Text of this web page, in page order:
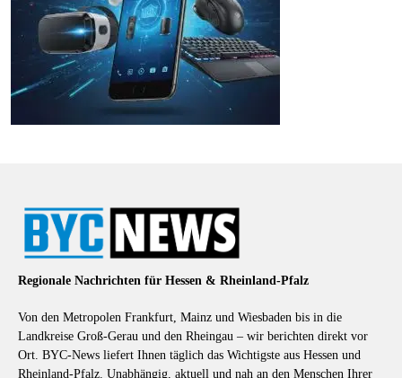
Regionale Nachrichten für Hessen & Rheinland-Pfalz
Von den Metropolen Frankfurt, Mainz und Wiesbaden bis in die
Landkreise Groß-Gerau und den Rheingau – wir berichten direkt vor
Ort. BYC-News liefert Ihnen täglich das Wichtigste aus Hessen und
Rheinland-Pfalz. Unabhängig, aktuell und nah an den Menschen Ihrer